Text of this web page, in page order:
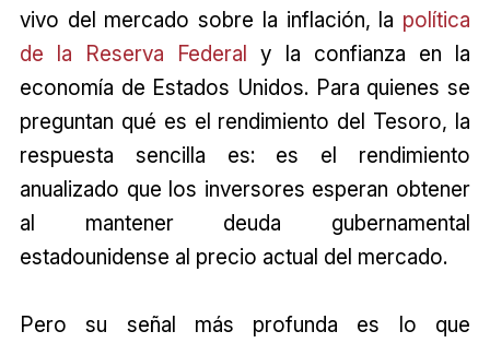
vivo del mercado sobre la inflación, la política
de la Reserva Federal y la confianza en la
economía de Estados Unidos. Para quienes se
preguntan qué es el rendimiento del Tesoro, la
respuesta sencilla es: es el rendimiento
anualizado que los inversores esperan obtener
al mantener deuda gubernamental
estadounidense al precio actual del mercado.
Pero su señal más profunda es lo que